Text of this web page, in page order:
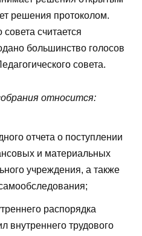
решения протоколом.
считается
большинство голосов
совета.
относится:
отчета о поступлении
и материальных
учреждения, а также
распорядка
внутреннего трудового